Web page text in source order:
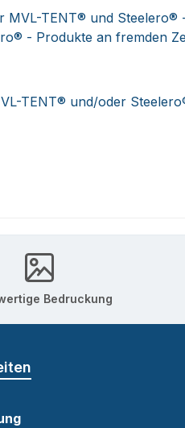
MVL-TENT® und Steelero®
- Produkte an fremden
TENT® und/oder
Bedruckung